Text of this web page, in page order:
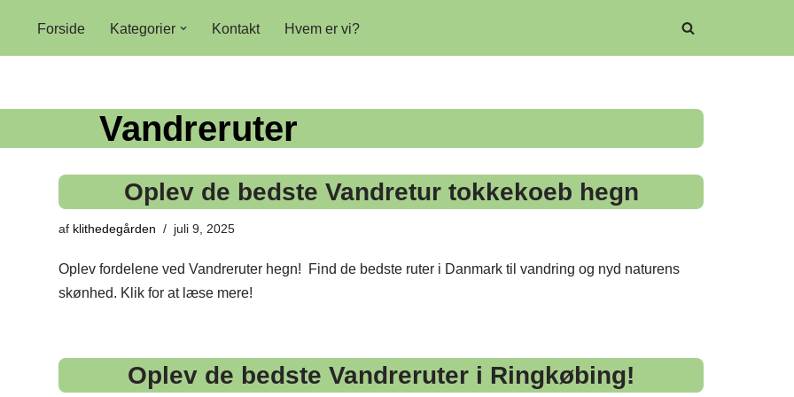
Forside Kategorier Kontakt Hvem er vi?
Vandreruter
Oplev de bedste Vandretur tokkekoeb hegn
af klithedegården juli 9, 2025
Oplev fordelene ved Vandreruter hegn! ️ Find de bedste ruter i Danmark til vandring og nyd naturens
skønhed. Klik for at læse mere!
Oplev de bedste Vandreruter i Ringkøbing!